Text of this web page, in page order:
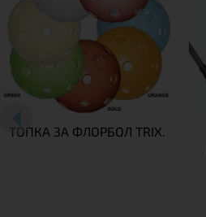
ТОПКА ЗА ФЛОРБОЛ TRIX.